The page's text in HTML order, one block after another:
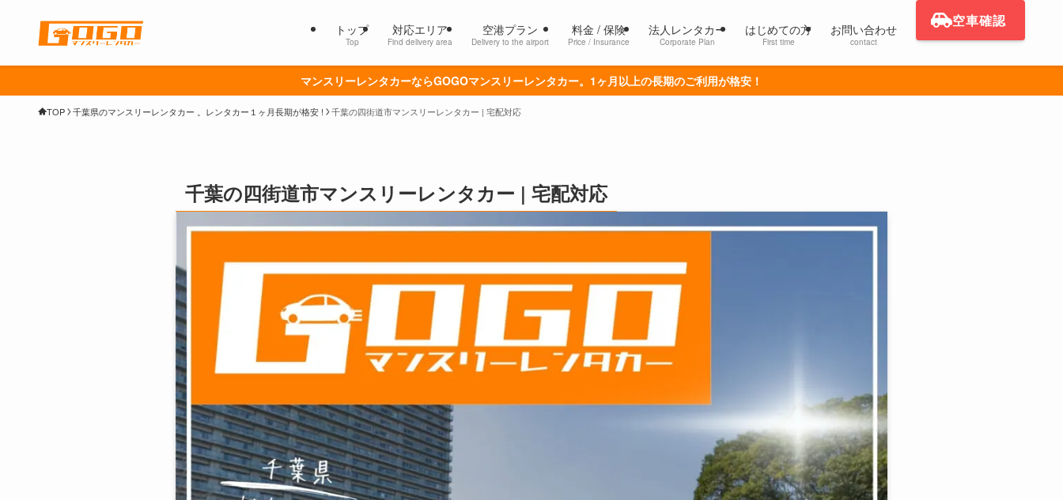
トップ
Top
対応エリア
Find delivery area
空港プラン
Delivery to the airport
料金 / 保険
Price / Insurance
法人レンタカー
Corporate Plan
はじめての方
First time
お問い合わせ
contact
空車確認
マンスリーレンタカーならGOGOマンスリーレンタカー。1ヶ月以上の長期のご利用が格安！
TOP 千葉県のマンスリーレンタカー 。レンタカー１ヶ月長期が格安 ! 千葉の四街道市マンスリーレンタカー | 宅配対応
千葉の四街道市マンスリーレンタカー | 宅配対応